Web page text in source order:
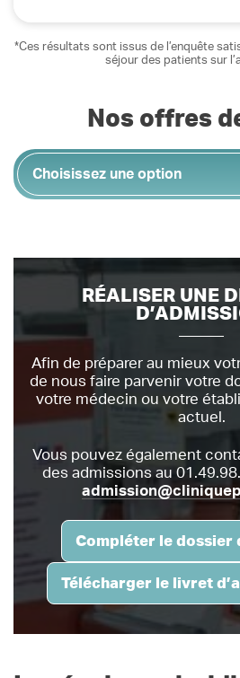
*Ces résultats sont issus de l’enquête
séjour des patients sur
Nos offres
Choisissez une option
RÉALISER UNE
Afin de préparer au mieux
de nous faire parvenir votre
votre médecin ou votre
actuel.
Vous pouvez également
des admissions au
Compléter le dossier
Télécharger le livret